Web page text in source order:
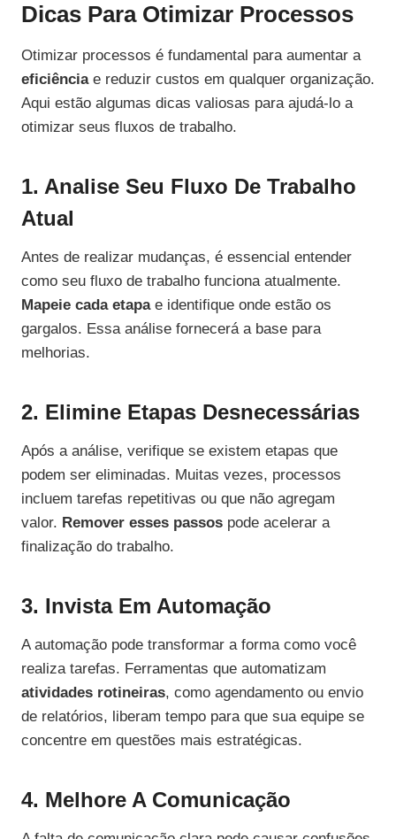
Dicas Para Otimizar Processos
Otimizar processos é fundamental para aumentar a
eficiênciae reduzir custos em qualquer organização.
Aqui estão algumas dicas valiosas para ajudá-lo a
otimizar seus fluxos de trabalho.
1. Analise Seu Fluxo De Trabalho
Atual
Antes de realizar mudanças, é essencial entender
como seu fluxo de trabalho funciona atualmente.
Mapeie cada etapae identifique onde estão os
gargalos. Essa análise fornecerá a base para
melhorias.
2. Elimine Etapas Desnecessárias
Após a análise, verifique se existem etapas que
podem ser eliminadas. Muitas vezes, processos
incluem tarefas repetitivas ou que não agregam
valor. Remover esses passos pode acelerar a
finalização do trabalho.
3. Invista Em Automação
A automação pode transformar a forma como você
realiza tarefas. Ferramentas que automatizam
atividades rotineiras, como agendamento ou envio
de relatórios, liberam tempo para que sua equipe se
concentre em questões mais estratégicas.
4. Melhore A Comunicação